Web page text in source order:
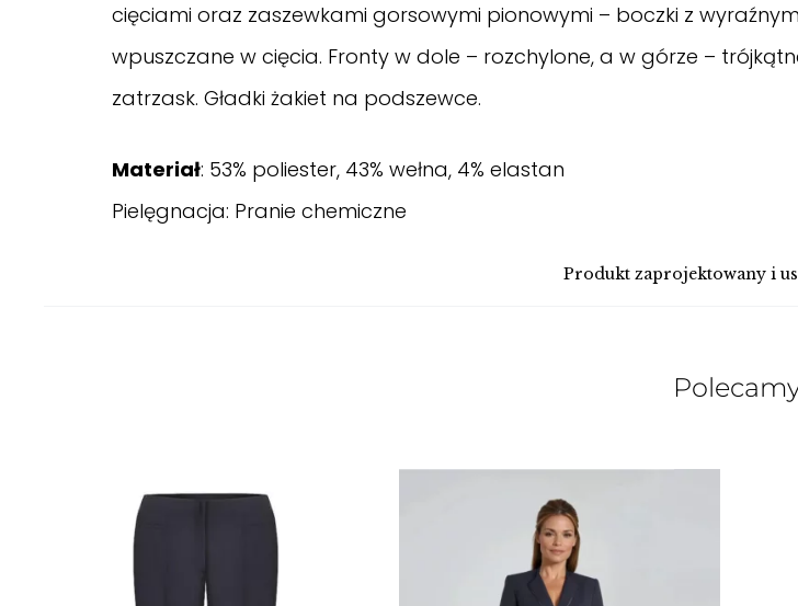
cięciami oraz zaszewkami gorsowymi pionowymi – boczki z
wpuszczane w cięcia. Fronty w dole – rozchylone, a w górze –
zatrzask. Gładki żakiet na podszewce.
Materiał: 53% poliester, 43% wełna, 4% elastan
Pielęgnacja: Pranie chemiczne
Produkt zaprojektowany i